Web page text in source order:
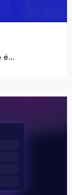
é...